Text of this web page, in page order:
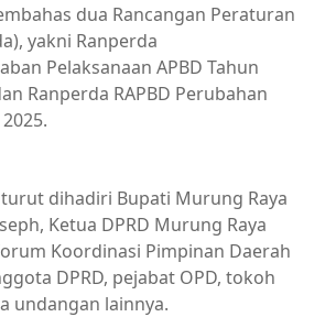
dua Rancangan Peraturan
yakni Ranperda
Pelaksanaan APBD Tahun
Ranperda RAPBD Perubahan
dihadiri Bupati Murung Raya
Ketua DPRD Murung Raya
Koordinasi Pimpinan Daerah
DPRD, pejabat OPD, tokoh
undangan lainnya.